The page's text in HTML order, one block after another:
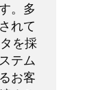
。多
れて
を採
テム
お客